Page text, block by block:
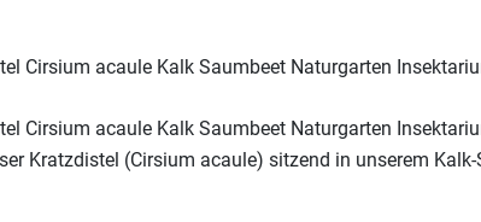
Kratzdistel (Cirsium acaule) sitzend in unserem